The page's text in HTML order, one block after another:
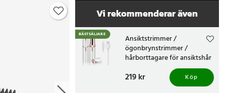
Vi rekommenderar även
BÄSTSÄLJARE
Ansiktstrimmer /
ögonbrynstrimmer /
hårborttagare för ansiktshår
/ vit och roséguld /
kundfavorit
Pris :219 kr
219 kr Köp